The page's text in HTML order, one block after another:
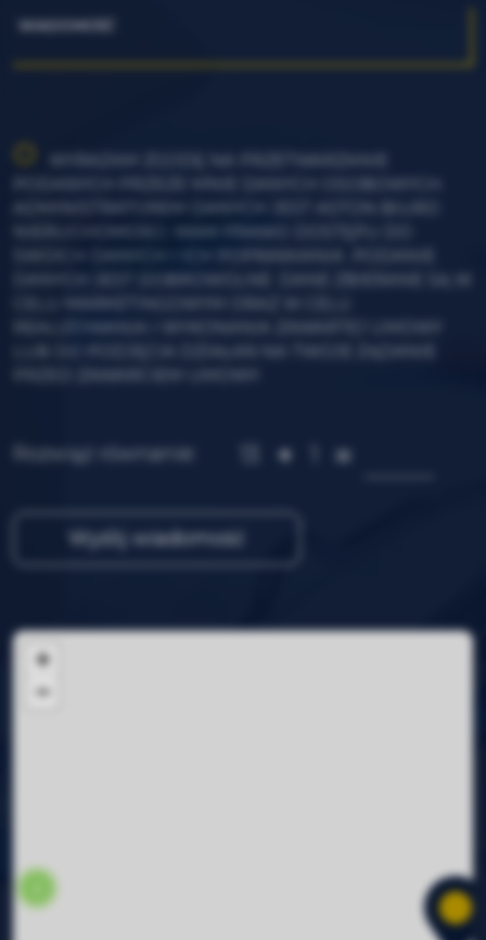
WIADOMOŚĆ
Rozwiąż równanie:
+
−